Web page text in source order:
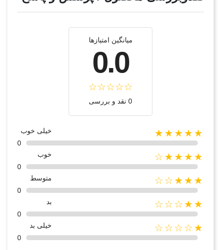
میانگین امتیازها
0.0
0 نقد و بررسی
★★★★★
خیلی خوب
0
★★★★☆
خوب
0
★★★☆☆
متوسط
0
★★☆☆☆
بد
0
★☆☆☆☆
خیلی بد
0